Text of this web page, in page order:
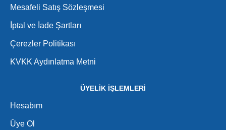
Mesafeli Satış Sözleşmesi
İptal ve İade Şartları
Çerezler Politikası
KVKK Aydınlatma Metni
ÜYELİK İŞLEMLERİ
Hesabım
Üye Ol